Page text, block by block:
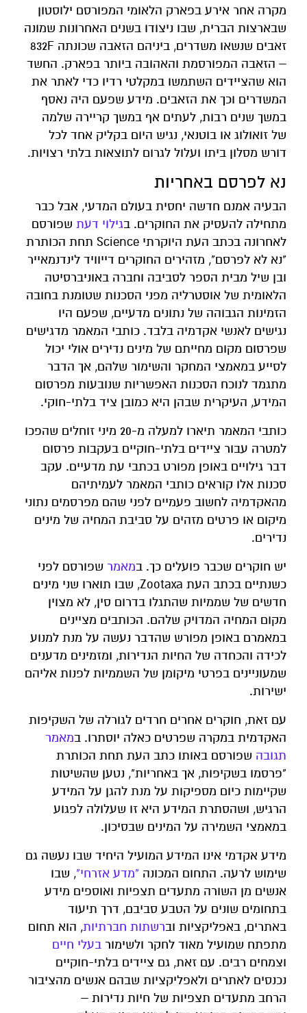
מקרה אחר אירע בפארק הלאומי המפורסם ילוסטון
שבארצות הברית, שבו ניצודו בשנים האחרונות שמונה
זאבים שנשאו משדרים, ביניהם הזאבה שכונתה 832F
– הזאבה המפורסמת והאהובה ביותר בפארק. החשד
הוא שהציידים השתמשו במקלטי רדיו כדי לאתר את
המשדרים וכך את הזאבים. מידע שפעם היה נאסף
במשך שנים רבות, לעתים אף במשך קריירה שלמה
של זואולוג או בוטנאי, נגיש היום בקליק אחד לכל
דורש מסלון ביתו ועלול לגרום לתוצאות בלתי רצויות.
נא לפרסם באחריות
הבעיה אמנם חדשה יחסית בעולם המדעי, אבל כבר
מתחילה להעסיק את החוקרים. בגילוי דעת שפורסם
לאחרונה בכתב העת היוקרתי Science תחת הכותרת
"נא לא לפרסם", מזהירים החוקרים דייוויד לינדנמאייר
ובן שיל מבית הספר לסביבה וחברה באוניברסיטה
הלאומית של אוסטרליה מפני הסכנות שטומנת בחובה
הזמינות הגבוהה של נתונים מדעיים, שפעם היו
נגישים לאנשי אקדמיה בלבד. כותבי המאמר מדגישים
שפרסום מקום מחייתם של מינים נדירים אולי יכול
לסייע במאמצי המחקר והשימור שלהם, אך הדבר
מתגמד לנוכח הסכנות האפשריות שנובעות מפרסום
המידע, העיקרית שבהן היא כמובן ציד בלתי-חוקי.
כותבי המאמר תיארו למעלה מ-20 מיני זוחלים שהפכו
למטרה עבור ציידים בלתי-חוקיים בעקבות פרסום
דבר גילויים באופן מפורט בכתבי עת מדעיים. עקב
סכנות אלו קוראים כותבי המאמר לעמיתיהם
מהאקדמיה לחשוב פעמיים לפני שהם מפרסמים נתוני
מיקום או פרטים מזהים על סביבת המחיה של מינים
נדירים.
יש חוקרים שכבר פועלים כך. במאמר שפורסם לפני
כשנתיים בכתב העת Zootaxa, שבו תוארו שני מינים
חדשים של שממיות שהתגלו בדרום סין, לא מצוין
מקום המחיה המדויק שלהם. הכותבים מציינים
במאמרם באופן מפורש שהדבר נעשה על מנת למנוע
לכידה והכחדה של החיות הנדירות, ומזמינים מדענים
שמעוניינים בפרטי מיקומן של השממיות לפנות אליהם
ישירות.
עם זאת, חוקרים אחרים חרדים לגורלה של השקיפות
האקדמית במקרה שפרטים כאלה יוסתרו. במאמר
תגובה שפורסם באותו כתב העת תחת הכותרת
"פרסמו בשקיפות, אך באחריות", נטען שהשיטות
שקיימות כיום מספיקות על מנת להגן על המידע
הרגיש, ושהסתרת המידע היא זו שעלולה לפגוע
במאמצי השמירה על המינים שבסיכון.
מידע אקדמי אינו המידע המועיל היחיד שבו נעשה גם
שימוש לרעה. התחום המכונה "מדע אזרחי", שבו
אנשים מן השורה מתעדים תצפיות ואוספים מידע
בתחומים שונים על הטבע סביבם, דרך תיעוד
באתרים, באפליקציות וברשתות חברתיות, הוא תחום
מתפתח שמועיל מאוד לחקר ולשימור בעלי חיים
וצמחים רבים. עם זאת, גם ציידים בלתי-חוקיים
נכנסים לאתרים ולאפליקציות שבהם אנשים מהציבור
הרחב מתעדים תצפיות של חיות נדירות –